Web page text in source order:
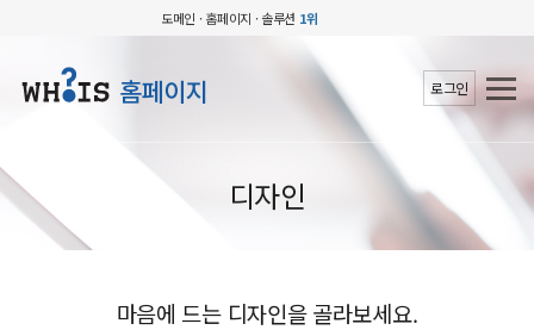
도메인 · 홈페이지 · 솔루션 1위
홈페이지 로그인
디자인
마음에 드는 디자인을 골라보세요.